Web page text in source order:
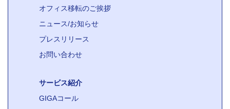
オフィス移転のご挨拶
ニュース/お知らせ
プレスリリース
お問い合わせ
サービス紹介
GIGAコール